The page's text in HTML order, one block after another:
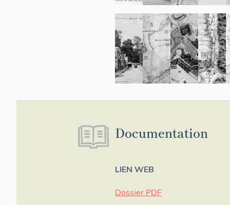
Documentation
LIEN WEB
Dossier PDF